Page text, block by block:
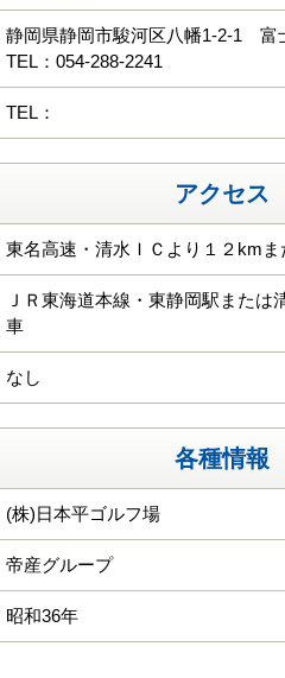
静岡県静岡市駿河区八幡1-2-1 富
TEL：054-288-2241
TEL：
アクセス
東名高速・清水ＩＣより１２km
ＪＲ東海道本線・東静岡駅また
車
なし
各種情報
(株)日本平ゴルフ場
帝産グループ
昭和36年